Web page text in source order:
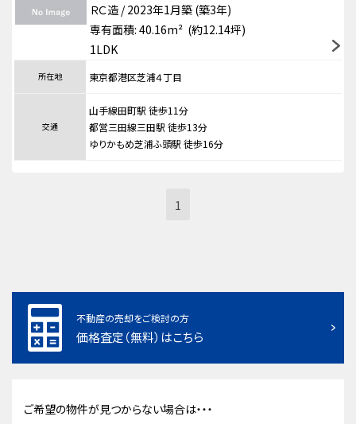
ＲＣ造 / 2023年1月築 (築3年)
専有面積: 40.16m² (約12.14坪)
1LDK
所在地 東京都港区芝浦４丁目
交通
山手線田町駅 徒歩11分
都営三田線三田駅 徒歩13分
ゆりかもめ芝浦ふ頭駅 徒歩16分
1
不動産の売却をご検討の方
価格査定（無料）はこちら
ご希望の物件が見つからない場合は・・・